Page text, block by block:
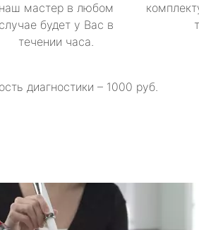
наш мастер в любом
случае будет у Вас в
течении часа.
диагностики – 1000 руб.